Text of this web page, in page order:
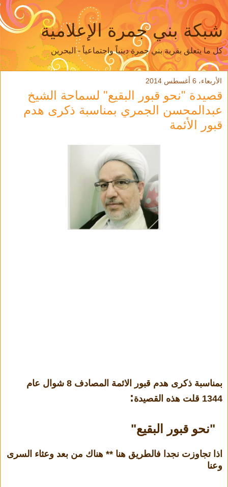
شبكة بني جمرة الإعلامية
كل ما يتعلق بقرية بني جمرة دينياً واجتماعياً - البحرين
الأربعاء، 6 أغسطس 2014
قصيدة "نحو قبور البقيع" لسماحة الشيخ
عبدالمحسن الجمري بمناسبة ذكرى هدم
قبور الأئمة
بمناسبة ذكرى هدم قبور الائمة المصادف 8 شوال عام
1344 قلت هذه القصيدة
:
"نحو قبور البقيع"
اذا تجاوزت نجدا فالطريق هنا ** هناك من بعد وعثاء السرى
وعنا